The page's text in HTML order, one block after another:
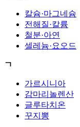
칼슘·마그네슘
전해질·칼륨
철분·아연
셀레늄·요오드
ㄱ
가르시니아
감마리놀렌산
글루타치온
꾸지뽕